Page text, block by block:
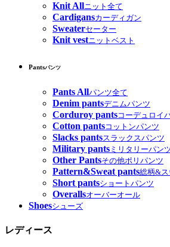
Knit Allニット全て
Cardigansカーディガン
Sweaterセーター
Knit vestニットベスト
Pantsパンツ
Pants Allパンツ全て
Denim pantsデニムパンツ
Corduroy pantsコーデュロイ
Cotton pantsコットンパンツ
Slacks pantsスラックスパンツ
Military pants ミリタリーパン
Other Pantsその他ポリパンツ
Pattern&Sweat pants総柄&ス
Short pantsショートパンツ
Overallsオーバーオール
Shoesシューズ
レディース